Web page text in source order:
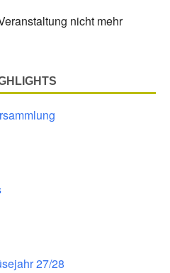
nicht mehr
27/28